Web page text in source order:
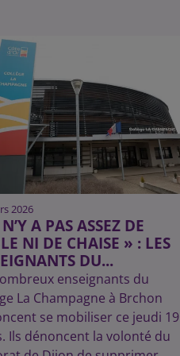
2026
A PAS ASSEZ DE
NI DE CHAISE » : LES
DU...
enseignants du
La Champagne à Brchon
se mobiliser ce jeudi 19
Ils dénoncent la volonté du